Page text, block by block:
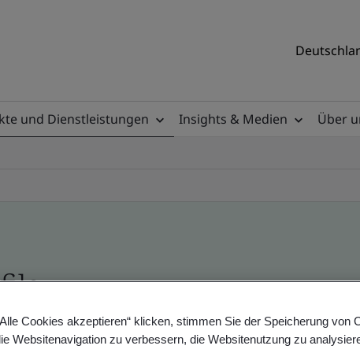
und Dienstleistungen Insights & Medien
Über
- Validation and Verification, German
Cookies akzeptieren“ klicken, stimmen Sie der Speicherung von
Websitenavigation zu verbessern, die Websitenutzung zu